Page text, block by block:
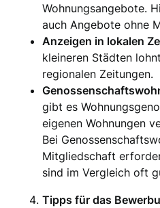
Wohnungsangebote.
auch Angebote ohne
Anzeigen in lokalen
kleineren Städten
regionalen Zeitungen.
gibt es
eigenen Wohnungen
Bei
Mitgliedschaft
sind im Vergleich oft
Tipps für das